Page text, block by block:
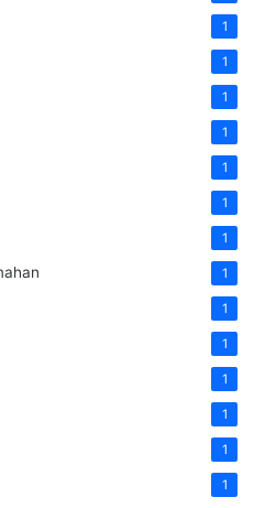
1
1
1
1
1
1
1
1
1
1
1
1
1
1